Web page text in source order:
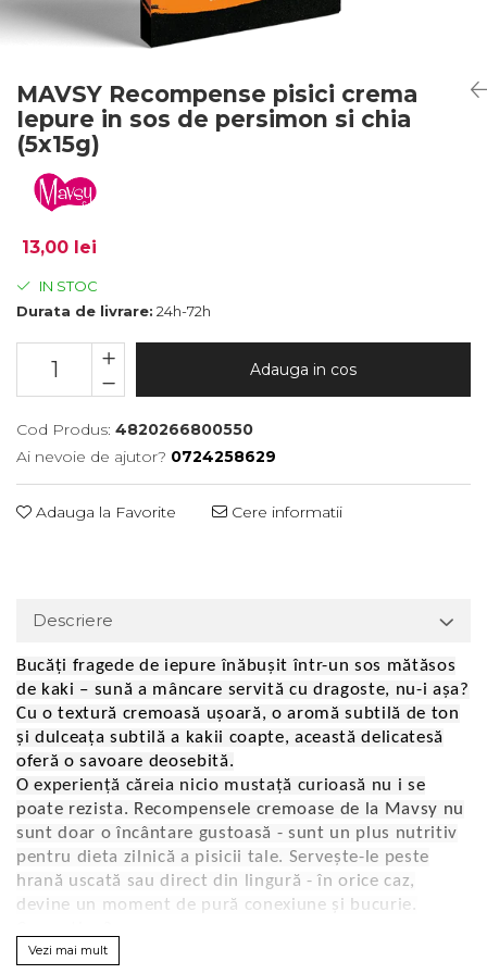
MAVSY Recompense pisici crema
Iepure in sos de persimon si chia
(5x15g)
13,00 lei
IN STOC
Durata de livrare: 24h-72h
Adauga in cos
Cod Produs: 4820266800550
Ai nevoie de ajutor? 0724258629
Adauga la Favorite Cere informatii
Descriere
Bucăți fragede de iepure înăbușit într-un sos mătăsos
de kaki – sună a mâncare servită cu dragoste, nu-i așa?
Cu o textură cremoasă ușoară, o aromă subtilă de ton
și dulceața subtilă a kakii coapte, această delicatesă
oferă o savoare deosebită.
O experiență căreia nicio mustață curioasă nu i se
poate rezista. Recompensele cremoase de la Mavsy nu
sunt doar o încântare gustoasă - sunt un plus nutritiv
pentru dieta zilnică a pisicii tale. Servește-le peste
hrană uscată sau direct din lingură - în orice caz,
devine un moment de pură conexiune și bucurie.
⏵ Iepure – o proteine blândă și slabă pentru a susține
Vezi mai mult